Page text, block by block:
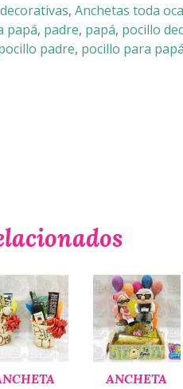
, Anchetas toda
papá, padre, papá, pocillo
padre, pocillo para papá
ANCHETA